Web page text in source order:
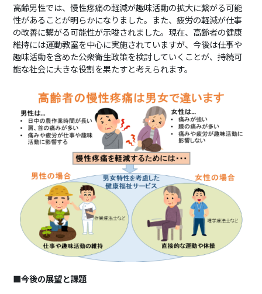
高齢男性では、慢性疼痛の軽減が趣味活動の拡大に繋がる可能
性があることが明らかになりました。また、疲労の軽減が仕事
の改善に繋がる可能性が示唆されました。現在、高齢者の健康
維持には運動教室を中心に実施されていますが、今後は仕事や
趣味活動を含めた公衆衛生政策を検討していくことが、持続可
能な社会に大きな役割を果たすと考えられます。
■今後の展望と課題